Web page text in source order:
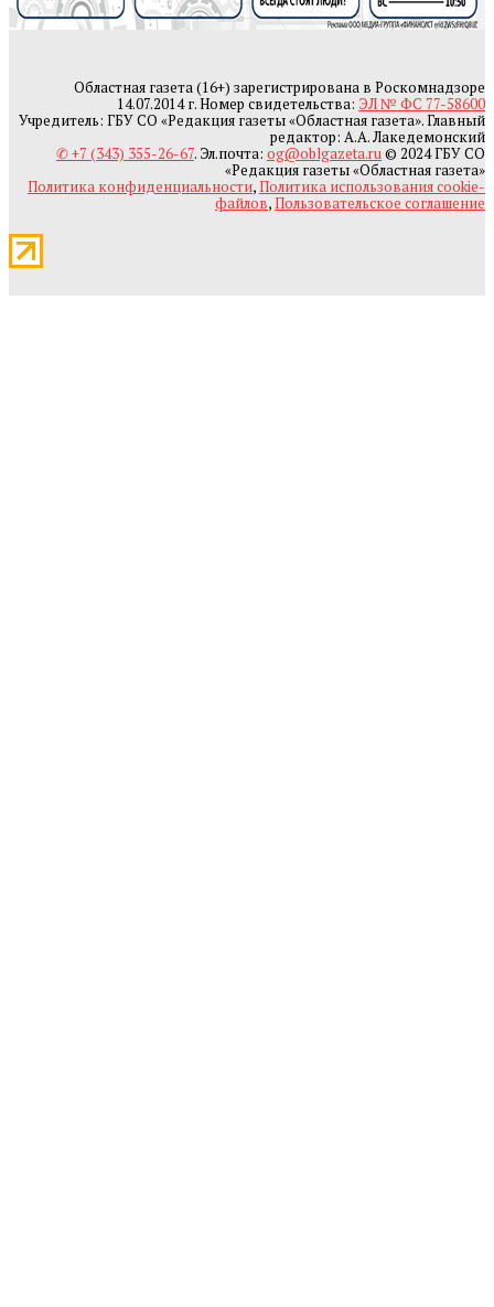
Областная газета (16+) зарегистрирована в Роскомнадзоре
14.07.2014 г. Номер свидетельства: ЭЛ № ФС 77-58600
Учредитель: ГБУ СО «Редакция газеты «Областная газета». Главный
редактор: А.А. Лакедемонский
✆ +7 (343) 355-26-67. Эл.почта: og@oblgazeta.ru© 2024 ГБУ СО
«Редакция газеты «Областная газета»
Политика конфиденциальности,Политика использования cookie-
файлов,Пользовательское соглашение